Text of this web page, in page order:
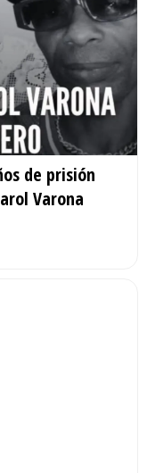
de prisión
Varona